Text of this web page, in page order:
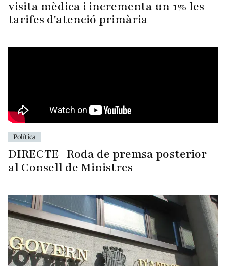
visita mèdica i incrementa un 1% les
tarifes d'atenció primària
Política
DIRECTE | Roda de premsa posterior
al Consell de Ministres